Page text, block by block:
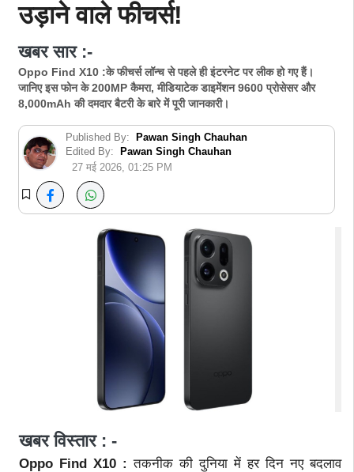
उड़ाने वाले फीचर्स!
खबर सार :-
Oppo Find X10 :के फीचर्स लॉन्च से पहले ही इंटरनेट पर लीक हो गए हैं।
जानिए इस फोन के 200MP कैमरा, मीडियाटेक डाइमेंशन 9600 प्रोसेसर और
8,000mAh की दमदार बैटरी के बारे में पूरी जानकारी।
Published By:
Pawan Singh Chauhan
Edited By:
Pawan Singh Chauhan
27 मई 2026, 01:25 PM
खबर विस्तार : -
Oppo Find X10 :तकनीक की दुनिया में हर दिन नए बदलाव